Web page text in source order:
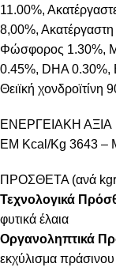
11.00%,
8,00%,
Φώσφορος 1.30%,
0.45%, DHA 0.30%,
Θειϊκή χονδροϊτίνη
ΕΝΕΡΓΕΙΑΚΗ ΑΞΙΑ
EM Kcal/Kg 3643 –
ΠΡΟΣΘΕΤΑ (ανά
Τεχνολογικά
φυτικά έλαια
Οργανοληπτικά
εκχύλισμα